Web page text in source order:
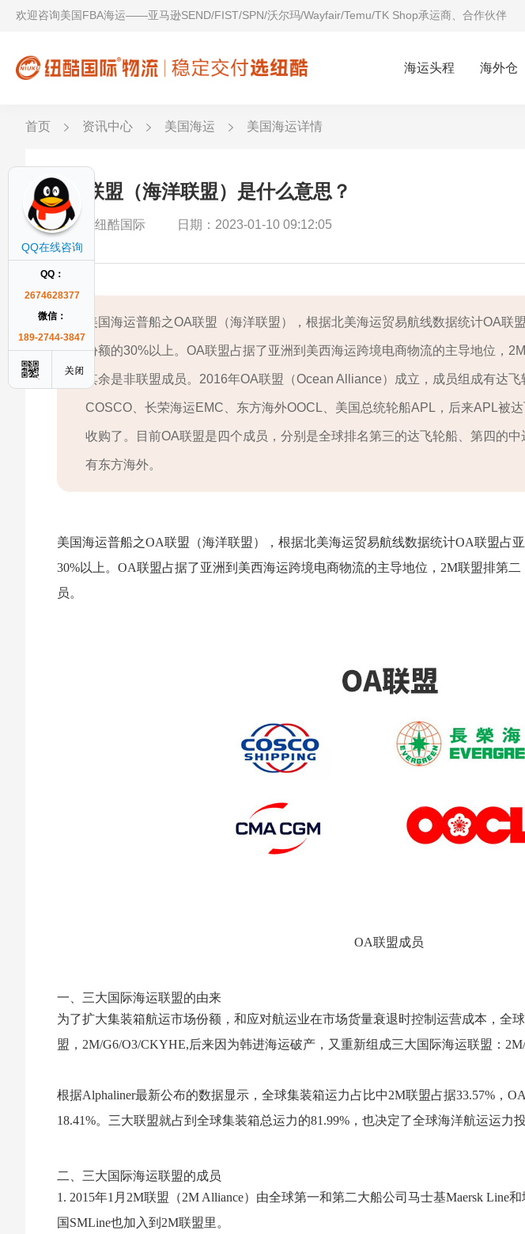
欢迎咨询美国FBA海运——亚马逊SEND/FIST/SPN/沃尔玛/Wayfair/Temu/TK Shop承运商、合作伙伴
海运头程 海外仓
首页 资讯中心 美国海运 美国海运详情
OA联盟（海洋联盟）是什么意思？
作者：纽酷国际 日期：2023-01-10 09:12:05
美国海运普船之OA联盟（海洋联盟），根据北美海运贸易航线数据统计OA联
份额的30%以上。OA联盟占据了亚洲到美西海运跨境电商物流的主导地位，
其余是非联盟成员。2016年OA联盟（Ocean Alliance）成立，成员组成有达
COSCO、长荣海运EMC、东方海外OOCL、美国总统轮船APL，后来APL被
收购了。目前OA联盟是四个成员，分别是全球排名第三的达飞轮船、第四的
有东方海外。
美国海运普船之OA联盟（海洋联盟），根据北美海运贸易航线数据统计OA联盟占
30%以上。OA联盟占据了亚洲到美西海运跨境电商物流的主导地位，2M联盟排第
员。
OA联盟成员
一、三大国际海运联盟的由来
为了扩大集装箱航运市场份额，和应对航运业在市场货量衰退时控制运营成本，全
盟，2M/G6/O3/CKYHE,后来因为韩进海运破产，又重新组成三大国际海运联盟：2M/
根据Alphaliner最新公布的数据显示，全球集装箱运力占比中2M联盟占据33.57%，
18.41%。三大联盟就占到全球集装箱总运力的81.99%，也决定了全球海洋航运运力
二、三大国际海运联盟的成员
1. 2015年1月2M联盟（2M Alliance）由全球第一和第二大船公司马士基Maersk Line
国SMLine也加入到2M联盟里。
QQ在线咨询
QQ：
2674628377
微信：
189-2744-3847